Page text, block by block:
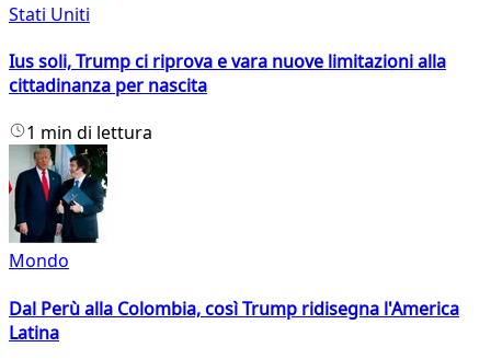
Stati Uniti
Ius soli, Trump ci riprova e vara nuove limitazioni alla
cittadinanza per nascita
1 min di lettura
Mondo
Dal Perù alla Colombia, così Trump ridisegna l'America
Latina